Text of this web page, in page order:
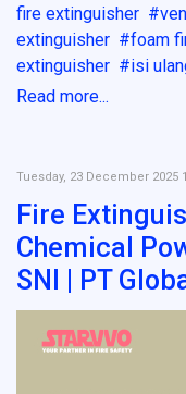
fire extinguisher
extinguisher
foam
extinguisher
isi
Read more...
Tuesday, 23 December 2025
Fire
Chemical
SNI | PT